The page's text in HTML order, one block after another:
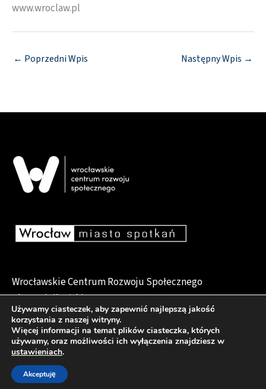
www.wroclaw.pl
← Poprzedni Wpis Następny Wpis →
Wrocławskie Centrum Rozwoju Społecznego
pl. Dominikański 6, 50-159 Wrocław
Deklaracja dostępności
Używamy ciasteczek, aby zapewnić najlepszą jakość
korzystania z naszej witryny.
Więcej informacji na temat plików ciasteczka, których
używamy, oraz możliwości ich wyłączenia znajdziesz w
ustawieniach.
Akceptuję